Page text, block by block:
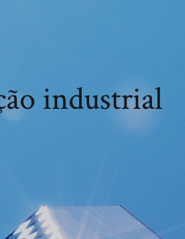
industrial